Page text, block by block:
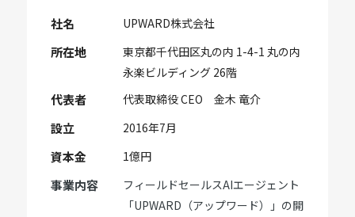
社名 UPWARD株式会社
所在地
東京都千代田区丸の内 1-4-1 丸の内
永楽ビルディング 26階
代表者 代表取締役 CEO 金木 竜介
設立 2016年7月
資本金 1億円
事業内容
フィールドセールスAIエージェント
「UPWARD（アップワード）」の開